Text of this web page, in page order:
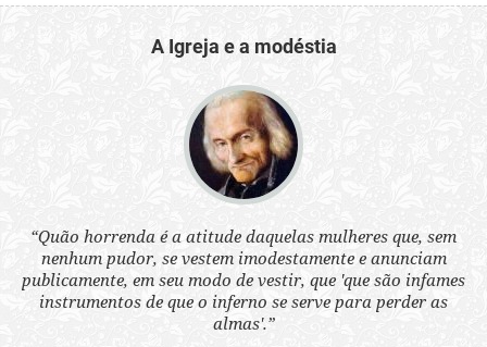
A Igreja e a modéstia
“Quão horrenda é a atitude daquelas mulheres que, sem
nenhum pudor, se vestem imodestamente e anunciam
publicamente, em seu modo de vestir, que 'que são infames
instrumentos de que o inferno se serve para perder as
almas'.”